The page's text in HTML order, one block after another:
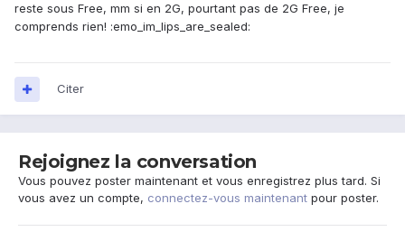
reste sous Free, mm si en 2G, pourtant pas de 2G Free, je
comprends rien! :emo_im_lips_are_sealed:
Citer
Rejoignez la conversation
Vous pouvez poster maintenant et vous enregistrez plus tard. Si
vous avez un compte, connectez-vous maintenant pour poster.